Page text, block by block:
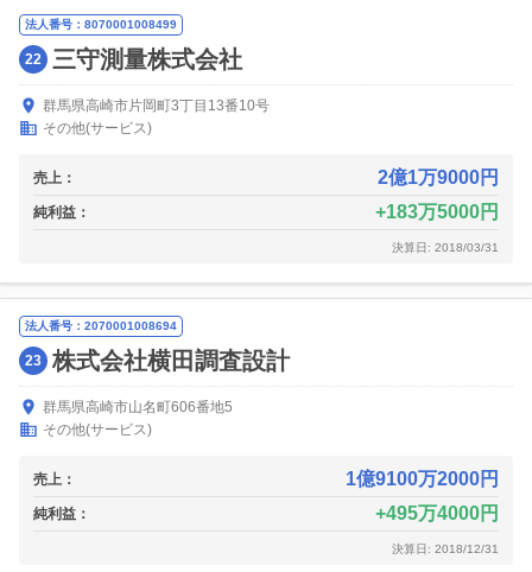
法人番号：8070001008499
22 三守測量株式会社
群馬県高崎市片岡町3丁目13番10号
その他(サービス)
売上： 2億1万9000円
純利益： 183万5000円
決算日: 2018/03/31
法人番号：2070001008694
23 株式会社横田調査設計
群馬県高崎市山名町606番地5
その他(サービス)
売上： 1億9100万2000円
純利益： 495万4000円
決算日: 2018/12/31